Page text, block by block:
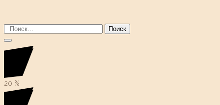
Поиск
20 %